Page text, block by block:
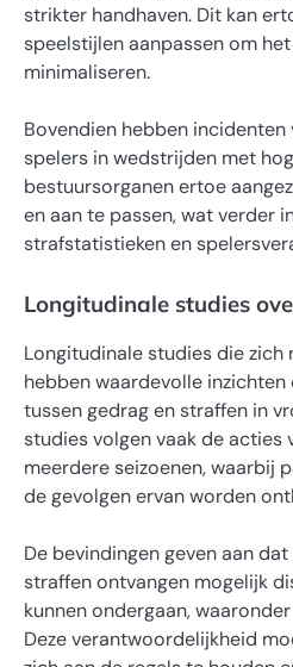
strikter handhaven. Dit kan
speelstijlen aanpassen om
minimaliseren.
Bovendien hebben
spelers in wedstrijden met
bestuursorganen ertoe
en aan te passen, wat verder
strafstatistieken en
Longitudinale studies
Longitudinale studies die
hebben waardevolle
tussen gedrag en straffen in
studies volgen vaak de acties
meerdere seizoenen, waarbij
de gevolgen ervan worden
De bevindingen geven aan
straffen ontvangen mogelijk
kunnen ondergaan,
Deze verantwoordelijkheid